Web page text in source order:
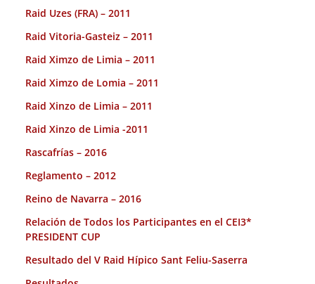
Raid Uzes (FRA) – 2011
Raid Vitoria-Gasteiz – 2011
Raid Ximzo de Limia – 2011
Raid Ximzo de Lomia – 2011
Raid Xinzo de Limia – 2011
Raid Xinzo de Limia -2011
Rascafrías – 2016
Reglamento – 2012
Reino de Navarra – 2016
Relación de Todos los Participantes en el CEI3*
PRESIDENT CUP
Resultado del V Raid Hípico Sant Feliu-Saserra